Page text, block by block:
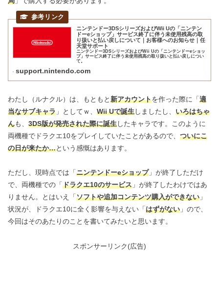
ニンテンドー3DSシリーズおよびWii Uの「ニンテン
ドーeショップ」サービス終了に伴う未使用残高の取
り扱いと払い戻しについて｜お客様へのお知らせ｜任
天堂サポート
ニンテンドー3DSシリーズおよびWii Uの「ニンテンドーeショッ
プ」サービス終了に伴う未使用残高の取り扱いと払い戻しについ
て。
support.nintendo.com
わたし（ルナクル）は、もともと新アカウントを作った際に「適
当なサブキャラ 」としてｗ、 Wii Uで誕生しましたし、 いろはちゃ
んも、 3DS版が発売された際に誕生したキャラです。このように
両機種でドラクエ10をプレイしていたことがあるので、 ついにこ
の日が来たか…という感慨はあります。
ただし、現時点では「ニンテンドーeショップ」が終了しただけ
で、両機種での「ドラクエ10のサービス 」が終了したわけではあ
りません。とはいえ「ソフトや追加コンテンツ購入ができない 」
状況が、ドラクエ10に全く影響を与えない「はずがない 」ので、
今回はそのあたりのことを書いてみたいと思います。
スポンサーリンク(広告)